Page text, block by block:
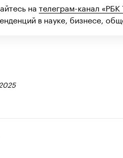
нателеграм-канал «РБК
в науке, бизнесе,